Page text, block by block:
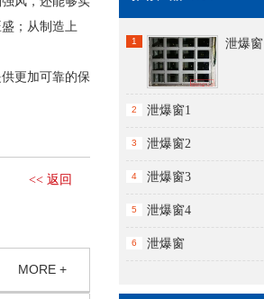
；从制造上
更加可靠的保
<< 返回
MORE +
1 泄爆窗
2 泄爆窗1
3 泄爆窗2
4 泄爆窗3
5 泄爆窗4
6 泄爆窗